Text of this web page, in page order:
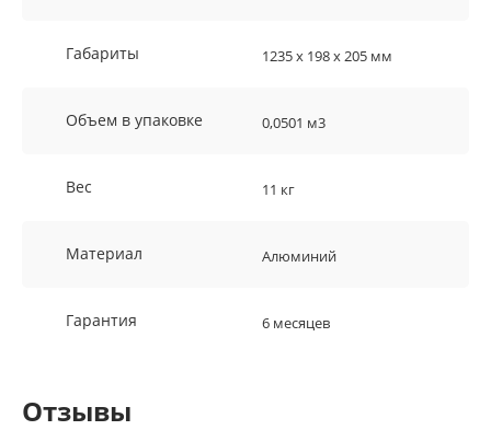
Габариты 1235 х 198 х 205 мм
Объем в упаковке 0,0501 м3
Вес 11 кг
Материал Алюминий
Гарантия 6 месяцев
Отзывы